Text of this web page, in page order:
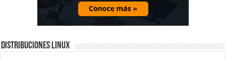
Distribuciones Linux